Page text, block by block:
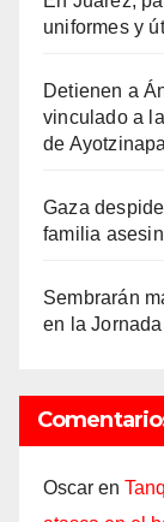
uniformes y
Detienen a
vinculado a
de Ayotzinapa
Gaza
familia
Sembrarán
en la
Oscar en